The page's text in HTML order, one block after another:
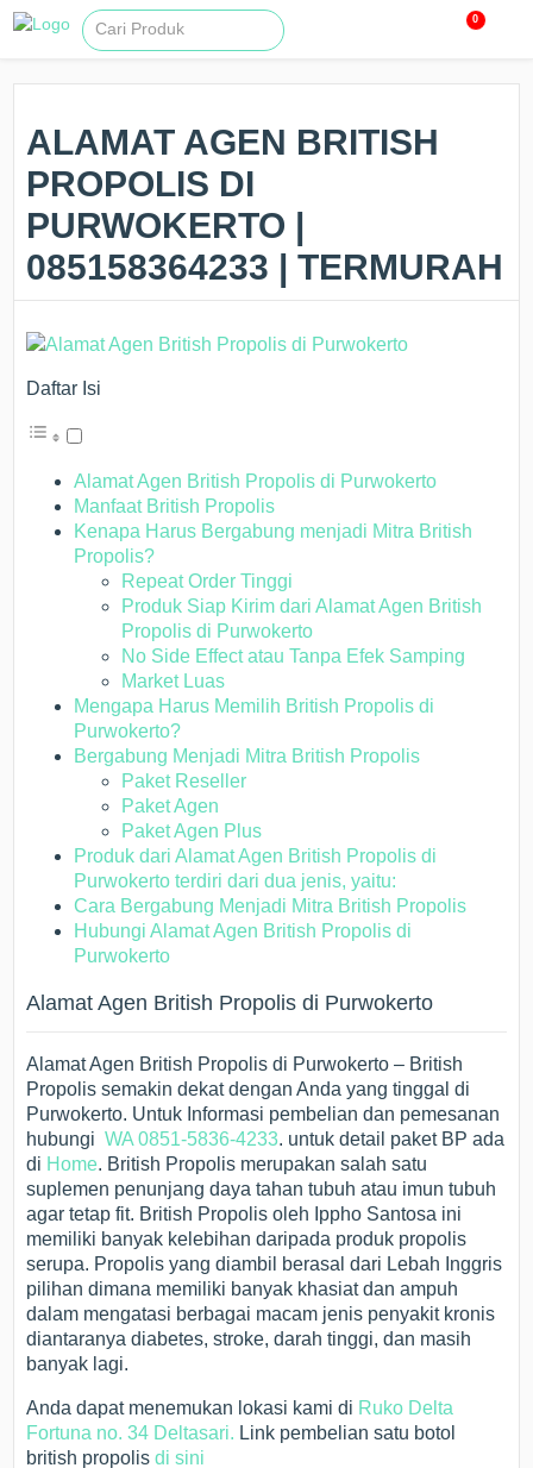
0
ALAMAT AGEN BRITISH
PROPOLIS DI
PURWOKERTO |
085158364233 | TERMURAH
Daftar Isi
Alamat Agen British Propolis di Purwokerto
Manfaat British Propolis
Kenapa Harus Bergabung menjadi Mitra British
Propolis?
Repeat Order Tinggi
Produk Siap Kirim dari Alamat Agen British
Propolis di Purwokerto
No Side Effect atau Tanpa Efek Samping
Market Luas
Mengapa Harus Memilih British Propolis di
Purwokerto?
Bergabung Menjadi Mitra British Propolis
Paket Reseller
Paket Agen
Paket Agen Plus
Produk dari Alamat Agen British Propolis di
Purwokerto terdiri dari dua jenis, yaitu:
Cara Bergabung Menjadi Mitra British Propolis
Hubungi Alamat Agen British Propolis di
Purwokerto
Alamat Agen British Propolis di Purwokerto
Alamat Agen British Propolis di Purwokerto – British
Propolis semakin dekat dengan Anda yang tinggal di
Purwokerto. Untuk Informasi pembelian dan pemesanan
hubungiWA 0851-5836-4233. untuk detail paket BP ada
di Home. British Propolis merupakan salah satu
suplemen penunjang daya tahan tubuh atau imun tubuh
agar tetap fit. British Propolis oleh Ippho Santosa ini
memiliki banyak kelebihan daripada produk propolis
serupa. Propolis yang diambil berasal dari Lebah Inggris
pilihan dimana memiliki banyak khasiat dan ampuh
dalam mengatasi berbagai macam jenis penyakit kronis
diantaranya diabetes, stroke, darah tinggi, dan masih
banyak lagi.
Anda dapat menemukan lokasi kami di Ruko Delta
Fortuna no. 34 Deltasari. Link pembelian satu botol
british propolisdi sini